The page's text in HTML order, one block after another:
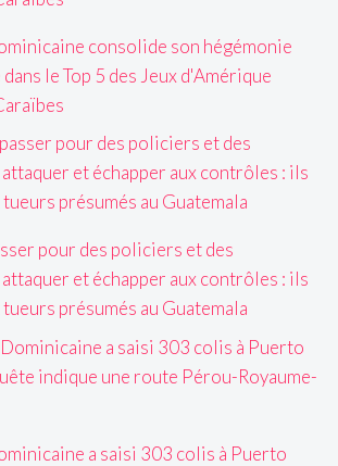
consolide son hégémonie
le Top 5 des Jeux d'Amérique
pour des policiers et des
et échapper aux contrôles : ils
présumés au Guatemala
a saisi 303 colis à Puerto